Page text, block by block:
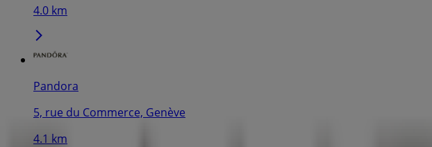
4.0 km
Pandora
5, rue du Commerce, Genève
4.1 km